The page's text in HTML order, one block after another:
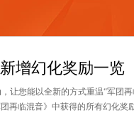
增幻化奖励一览
让您能以全新的方式重温“军团
再临混音》中获得的所有幻化奖